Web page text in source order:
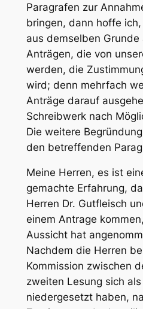
Paragrafen zur
bringen, dann hoffe
aus demselben Grunde
Anträgen, die von
werden, die
wird; denn mehrfach
Anträge darauf
Schreibwerk nach
Die weitere
den betreffenden
Meine Herren, es ist
gemachte Erfahrung,
Herren Dr. Gutfleisch
einem Antrage
Aussicht hat
Nachdem die Herren
Kommission zwischen
zweiten Lesung sich
niedergesetzt haben,